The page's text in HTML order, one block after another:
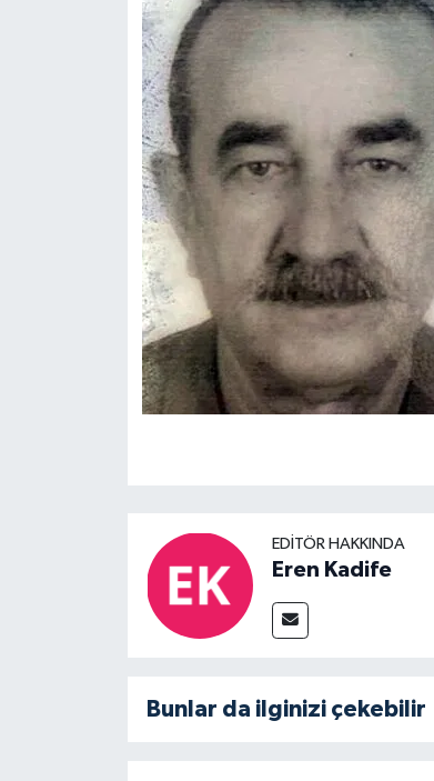
EDITÖR HAKKINDA
Eren Kadife
Bunlar da ilginizi çekebilir